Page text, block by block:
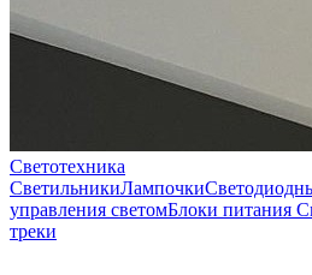
Светотехника
СветильникиЛампочки
управления светомБлоки питания
треки